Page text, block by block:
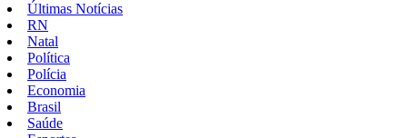
Últimas Notícias
RN
Natal
Política
Polícia
Economia
Brasil
Saúde